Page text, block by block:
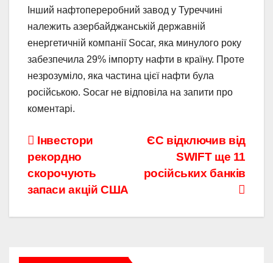
Інший нафтопереробний завод у Туреччині
належить азербайджанській державній
енергетичній компанії Socar, яка минулого року
забезпечила 29% імпорту нафти в країну. Проте
незрозуміло, яка частина цієї нафти була
російською. Socar не відповіла на запити про
коментарі.
Навігація
записів
ЄС відключив від
SWIFT ще 11
російських банків
Інвестори
рекордно
скорочують
запаси акцій США